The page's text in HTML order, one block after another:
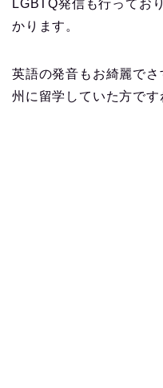
LGBTQ発信も行ってお
かります。
英語の発音もお綺麗で
州に留学していた方です